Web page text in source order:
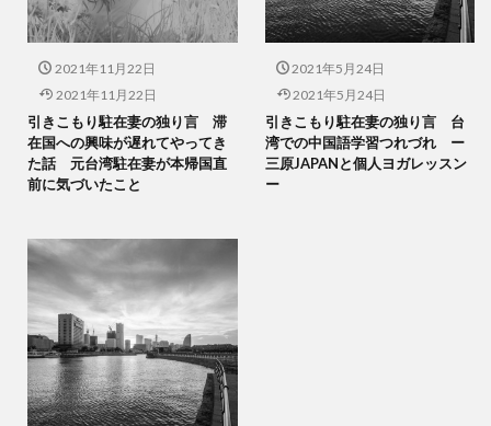
2021年11月22日
2021年11月22日
引きこもり駐在妻の独り言 滞
在国への興味が遅れてやってき
た話 元台湾駐在妻が本帰国直
前に気づいたこと
2021年5月24日
2021年5月24日
引きこもり駐在妻の独り言 台
湾での中国語学習つれづれ ー
三原JAPANと個人ヨガレッスン
ー